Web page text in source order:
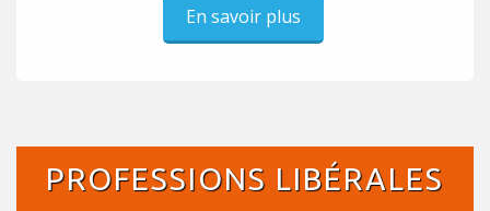
En savoir plus
PROFESSIONS LIBÉRALES